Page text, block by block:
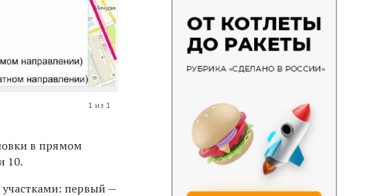
1 из 1
в прямом
10.
участками: первый —